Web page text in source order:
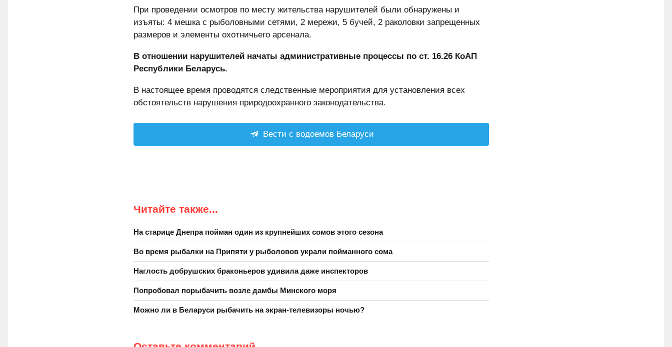
При проведении осмотров по месту жительства нарушителей были обнаружены и
изъяты: 4 мешка с рыболовными сетями, 2 мережи, 5 бучей, 2 раколовки запрещенных
размеров и элементы охотничьего арсенала.
В отношении нарушителей начаты административные процессы по ст. 16.26 КоАП
Республики Беларусь.
В настоящее время проводятся следственные мероприятия для установления всех
обстоятельств нарушения природоохранного законодательства.
Вести с водоемов Беларуси
Читайте также...
На старице Днепра пойман один из крупнейших сомов этого сезона
Во время рыбалки на Припяти у рыболовов украли пойманного сома
Наглость добрушских браконьеров удивила даже инспекторов
Попробовал порыбачить возле дамбы Минского моря
Можно ли в Беларуси рыбачить на экран-телевизоры ночью?